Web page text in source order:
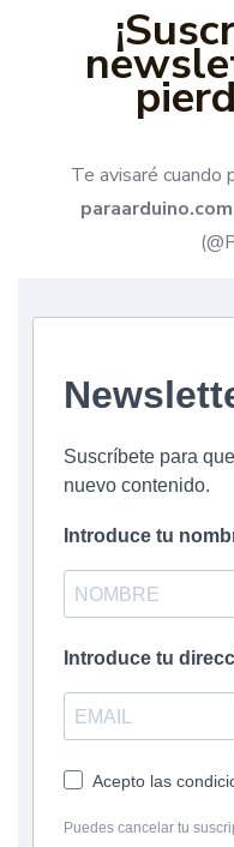
Te avisaré cuando
paraarduino.com
Suscríbete para
nuevo contenido.
Introduce tu
Introduce tu
Acepto las
Puedes cancelar tu